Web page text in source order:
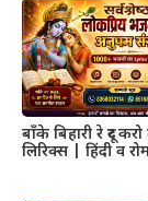
बाँके बिहारी रे दूर
लिरिक्स | हिंदी व